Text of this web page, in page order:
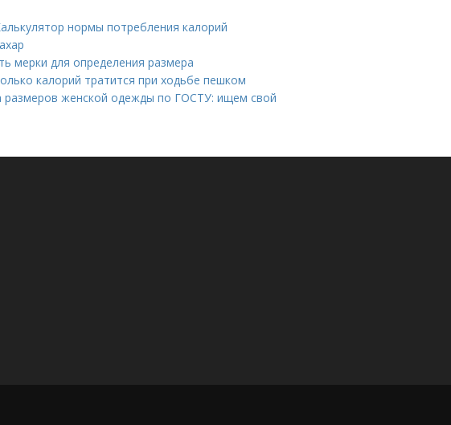
нормы потребления калорий
мерки для определения размера
калорий тратится при ходьбе пешком
размеров женской одежды по ГОСТУ: ищем свой